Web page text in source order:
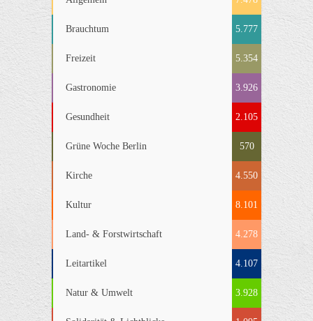
Brauchtum 5.777
Freizeit 5.354
Gastronomie 3.926
Gesundheit 2.105
Grüne Woche Berlin 570
Kirche 4.550
Kultur 8.101
Land- & Forstwirtschaft 4.278
Leitartikel 4.107
Natur & Umwelt 3.928